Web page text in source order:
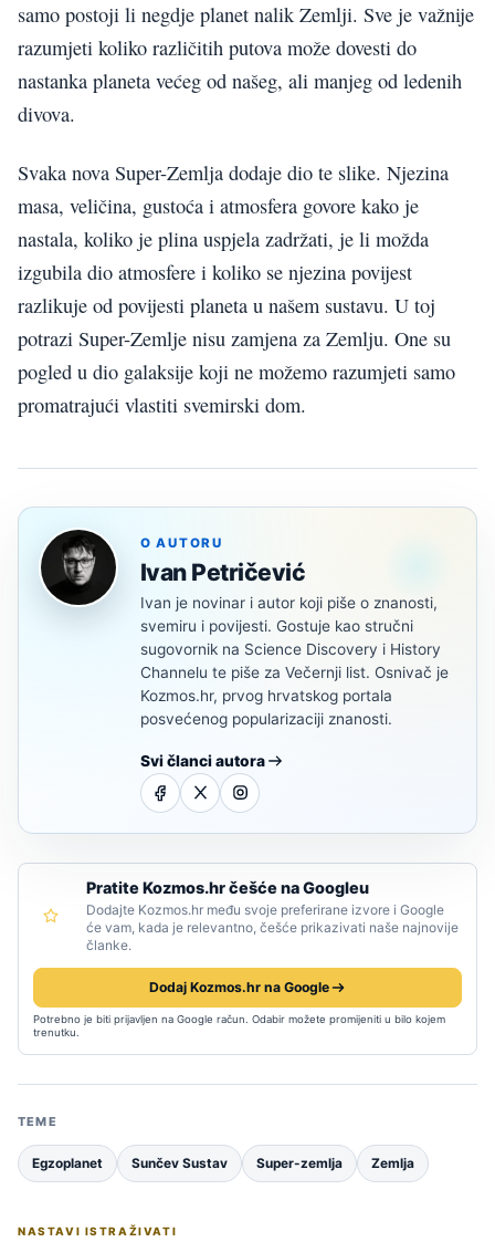
samo postoji li negdje planet nalik Zemlji. Sve je važnije
razumjeti koliko različitih putova može dovesti do
nastanka planeta većeg od našeg, ali manjeg od ledenih
divova.
Svaka nova Super-Zemlja dodaje dio te slike. Njezina
masa, veličina, gustoća i atmosfera govore kako je
nastala, koliko je plina uspjela zadržati, je li možda
izgubila dio atmosfere i koliko se njezina povijest
razlikuje od povijesti planeta u našem sustavu. U toj
potrazi Super-Zemlje nisu zamjena za Zemlju. One su
pogled u dio galaksije koji ne možemo razumjeti samo
promatrajući vlastiti svemirski dom.
O AUTORU
Ivan Petričević
Ivan je novinar i autor koji piše o znanosti,
svemiru i povijesti. Gostuje kao stručni
sugovornik na Science Discovery i History
Channelu te piše za Večernji list. Osnivač je
Kozmos.hr, prvog hrvatskog portala
posvećenog popularizaciji znanosti.
Svi članci autora
Pratite Kozmos.hr češće na Googleu
Dodajte Kozmos.hr među svoje preferirane izvore i Google
će vam, kada je relevantno, češće prikazivati naše najnovije
članke.
Dodaj Kozmos.hr na Google
Potrebno je biti prijavljen na Google račun. Odabir možete promijeniti u bilo kojem
trenutku.
TEME
Egzoplanet Sunčev Sustav Super-zemlja Zemlja
NASTAVI ISTRAŽIVATI